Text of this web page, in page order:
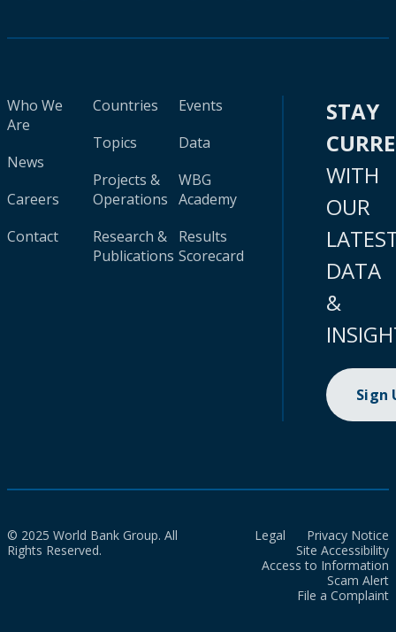
Who We
Are
News
Careers
Contact
Countries
Topics
Projects &
Operations
Research &
Publications
Events
Data
WBG
Academy
Results
Scorecard
STAY
WITH
OUR
DATA
&
Sign
© 2025 World Bank Group. All
Rights Reserved.
Legal
Privacy Notice
Site Accessibility
Access to Information
Scam Alert
File a Complaint